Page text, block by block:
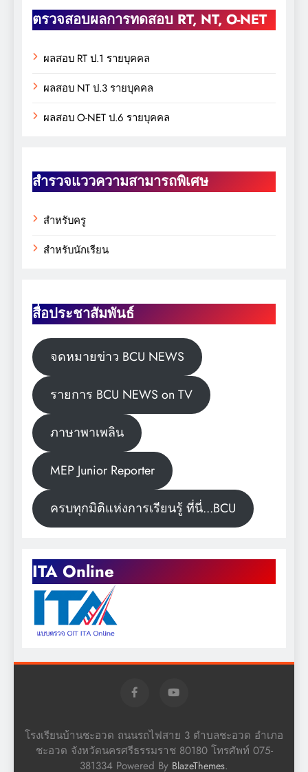
ตรวจสอบผลการทดสอบ RT, NT, O-NET
ผลสอบ RT ป.1 รายบุคคล
ผลสอบ NT ป.3 รายบุคคล
ผลสอบ O-NET ป.6 รายบุคคล
สำรวจแววความสามารถพิเศษ
สำหรับครู
สำหรับนักเรียน
สื่อประชาสัมพันธ์
จดหมายข่าว BCU NEWS
รายการ BCU NEWS on TV
ภาษาพาเพลิน
MEP Junior Reporter
ครบทุกมิติแห่งการเรียนรู้ ที่นี่...BCU
ITA Online
โรงเรียนบ้านชะอวด ถนนรถไฟสาย 3 ตำบลชะอวด อำเภอ
ชะอวด จังหวัดนครศรีธรรมราช 80180 โทรศัพท์ 075-
381334 Powered By BlazeThemes.